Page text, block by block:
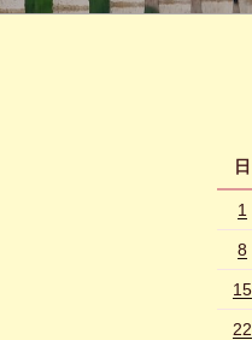
日
1
8
15
22